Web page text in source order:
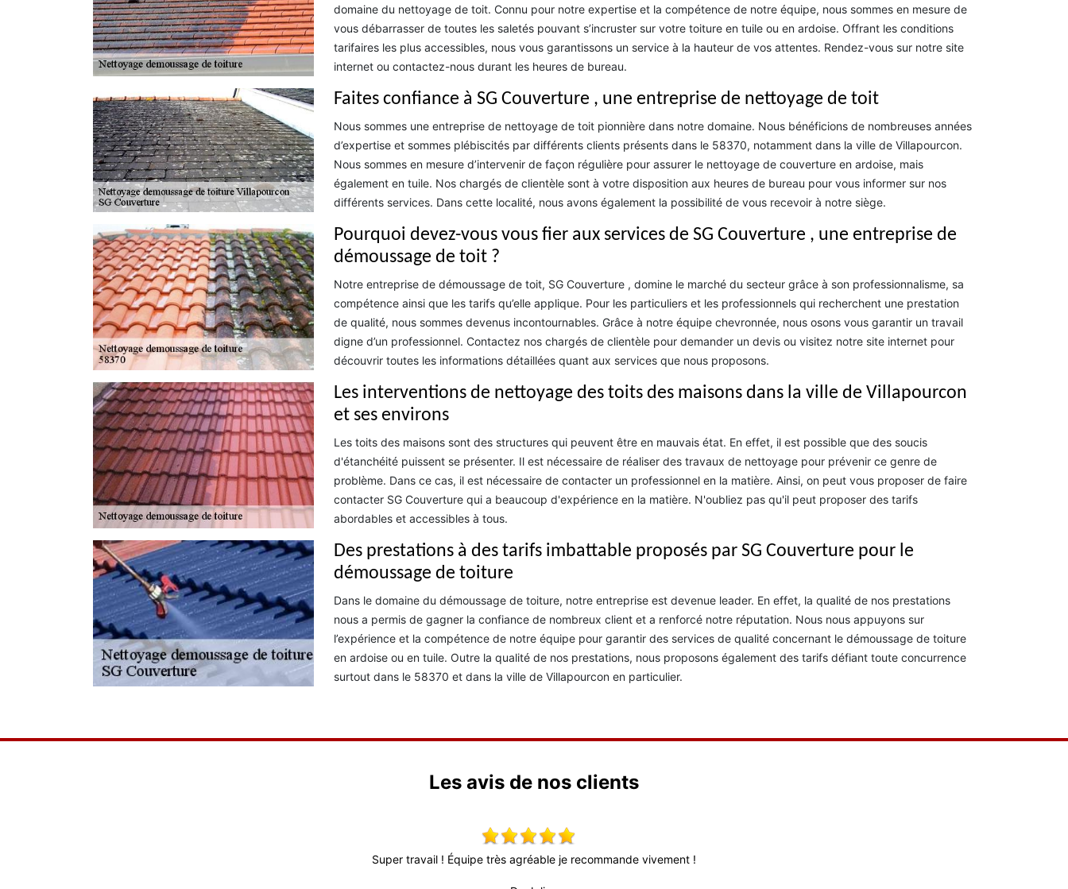
domaine du nettoyage de toit. Connu pour notre expertise et la compétence de notre équipe, nous sommes en mesure de
vous débarrasser de toutes les saletés pouvant s’incruster sur votre toiture en tuile ou en ardoise. Offrant les conditions
tarifaires les plus accessibles, nous vous garantissons un service à la hauteur de vos attentes. Rendez-vous sur notre site
internet ou contactez-nous durant les heures de bureau.
Faites confiance à SG Couverture , une entreprise de nettoyage de toit
Nous sommes une entreprise de nettoyage de toit pionnière dans notre domaine. Nous bénéficions de nombreuses années
d’expertise et sommes plébiscités par différents clients présents dans le 58370, notamment dans la ville de Villapourcon.
Nous sommes en mesure d’intervenir de façon régulière pour assurer le nettoyage de couverture en ardoise, mais
également en tuile. Nos chargés de clientèle sont à votre disposition aux heures de bureau pour vous informer sur nos
différents services. Dans cette localité, nous avons également la possibilité de vous recevoir à notre siège.
Pourquoi devez-vous vous fier aux services de SG Couverture , une entreprise de
démoussage de toit ?
Notre entreprise de démoussage de toit, SG Couverture , domine le marché du secteur grâce à son professionnalisme, sa
compétence ainsi que les tarifs qu’elle applique. Pour les particuliers et les professionnels qui recherchent une prestation
de qualité, nous sommes devenus incontournables. Grâce à notre équipe chevronnée, nous osons vous garantir un travail
digne d’un professionnel. Contactez nos chargés de clientèle pour demander un devis ou visitez notre site internet pour
découvrir toutes les informations détaillées quant aux services que nous proposons.
Les interventions de nettoyage des toits des maisons dans la ville de Villapourcon
et ses environs
Les toits des maisons sont des structures qui peuvent être en mauvais état. En effet, il est possible que des soucis
d'étanchéité puissent se présenter. Il est nécessaire de réaliser des travaux de nettoyage pour prévenir ce genre de
problème. Dans ce cas, il est nécessaire de contacter un professionnel en la matière. Ainsi, on peut vous proposer de faire
contacter SG Couverture qui a beaucoup d'expérience en la matière. N'oubliez pas qu'il peut proposer des tarifs
abordables et accessibles à tous.
Des prestations à des tarifs imbattable proposés par SG Couverture pour le
démoussage de toiture
Dans le domaine du démoussage de toiture, notre entreprise est devenue leader. En effet, la qualité de nos prestations
nous a permis de gagner la confiance de nombreux client et a renforcé notre réputation. Nous nous appuyons sur
l’expérience et la compétence de notre équipe pour garantir des services de qualité concernant le démoussage de toiture
en ardoise ou en tuile. Outre la qualité de nos prestations, nous proposons également des tarifs défiant toute concurrence
surtout dans le 58370 et dans la ville de Villapourcon en particulier.
Les avis de nos clients
Super travail ! Équipe très agréable je recommande vivement !